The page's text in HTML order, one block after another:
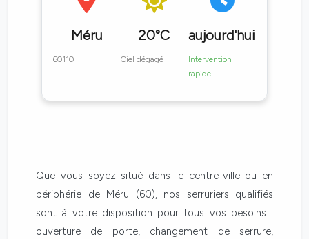
Méru
60110
20°C
Ciel dégagé
aujourd'hui
Intervention
rapide
Que vous soyez situé dans le centre-ville ou en
périphérie de Méru (60), nos serruriers qualifiés
sont à votre disposition pour tous vos besoins :
ouverture de porte, changement de serrure,